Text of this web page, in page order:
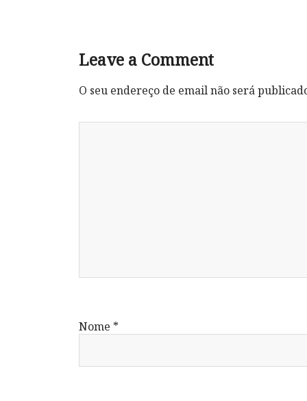
Leave a Comment
O seu endereço de email não será
Nome *